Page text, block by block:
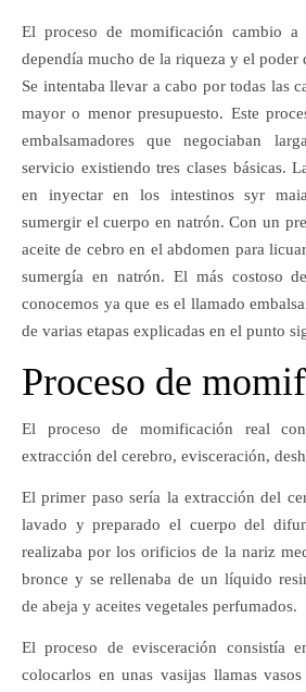
El proceso de momificación cambio
dependía mucho de la riqueza y el
Se intentaba llevar a cabo por todas las
mayor o menor presupuesto. Este
embalsamadores que negociaban
servicio existiendo tres clases básicas.
en inyectar en los intestinos syr
sumergir el cuerpo en natrón. Con un
aceite de cebro en el abdomen para
sumergía en natrón. El más costoso
conocemos ya que es el llamado
de varias etapas explicadas en el punto
Proceso de
El proceso de momificación real
extracción del cerebro, evisceración,
El primer paso sería la extracción del
lavado y preparado el cuerpo del
realizaba por los orificios de la nariz
bronce y se rellenaba de un líquido
de abeja y aceites vegetales perfumados.
El proceso de evisceración consistía
colocarlos en unas vasijas llamas